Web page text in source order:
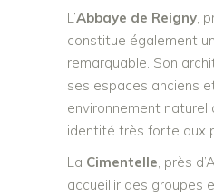
L’Abbaye de Reigny,
constitue également
remarquable. Son
ses espaces anciens
environnement naturel
identité très forte aux
La Cimentelle, près
accueillir des groupes